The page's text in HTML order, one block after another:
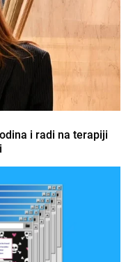
i radi na terapiji